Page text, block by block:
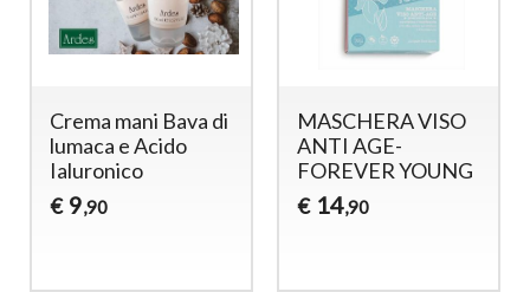
di
MASCHERA VISO
ANTI AGE-
FOREVER YOUNG
VITAMINA E- LA
SAPONARIA
€ 9 ,90